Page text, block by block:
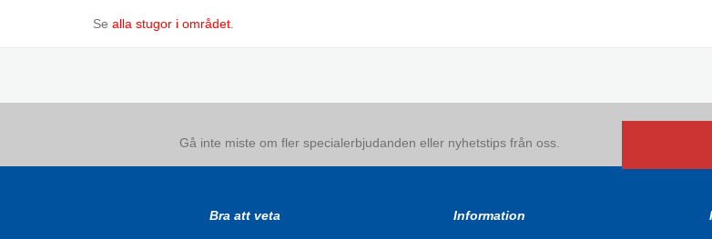
Se alla stugor i området
Gå inte miste om fler specialerbjudanden eller nyhetstips från oss.
Bra att veta Information